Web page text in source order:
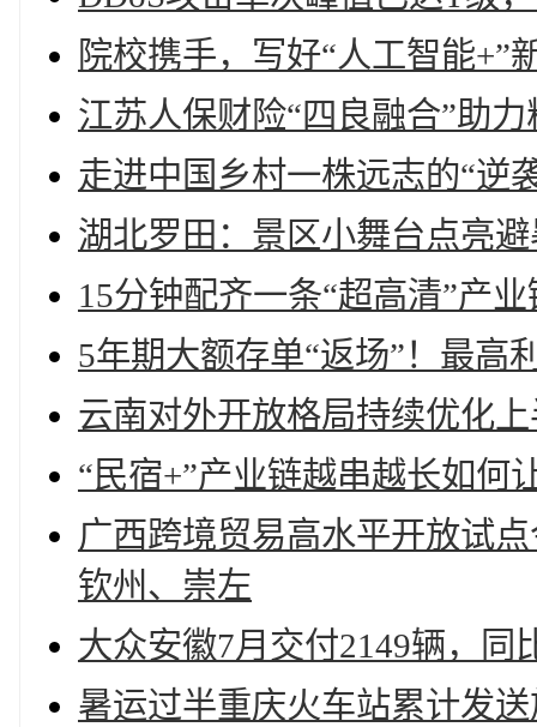
院校携手，写好“人工智能+”
江苏人保财险“四良融合”助
走进中国乡村一株远志的“逆
湖北罗田：景区小舞台点亮
15分钟配齐一条“超高清”产
5年期大额存单“返场”！最高
云南对外开放格局持续优化
“民宿+”产业链越串越长如何
广西跨境贸易高水平开放试
钦州、崇左
大众安徽7月交付2149辆，同
暑运过半重庆火车站累计发